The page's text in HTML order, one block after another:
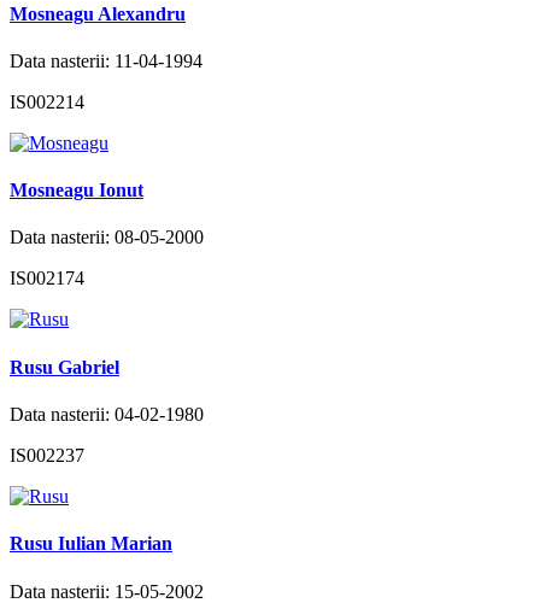
Mosneagu Alexandru
Data nasterii: 11-04-1994
IS002214
Mosneagu Ionut
Data nasterii: 08-05-2000
IS002174
Rusu Gabriel
Data nasterii: 04-02-1980
IS002237
Rusu Iulian Marian
Data nasterii: 15-05-2002